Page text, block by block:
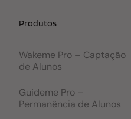
Produtos
Wakeme Pro – Captação
de Alunos
Guideme Pro –
Permanência de Alunos